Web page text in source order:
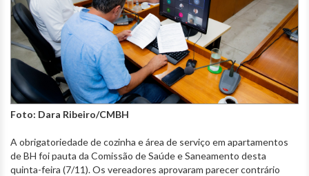
Foto: Dara Ribeiro/CMBH
A obrigatoriedade de cozinha e área de serviço em apartamentos
de BH foi pauta da Comissão de Saúde e Saneamento desta
quinta-feira (7/11). Os vereadores aprovaram parecer contrário